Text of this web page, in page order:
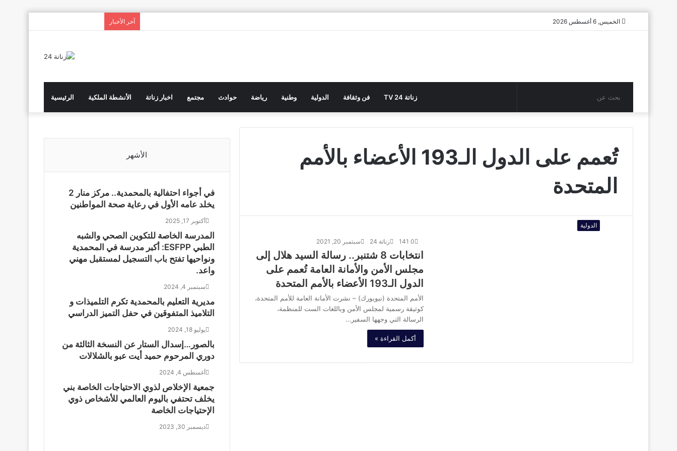
الخميس, 6 أغسطس 2026 آخر الأخبار
الرئيسية الأنشطة الملكية اخبار زناتة مجتمع حوادث رياضة وطنية الدولية فن وثقافة زناتة 24 TV بحث
عن
تُعمم على الدول الـ193 الأعضاء بالأمم
المتحدة
الدولية
زناتة 24 سبتمبر 20, 2021 0
انتخابات 8 شتنبر.. رسالة السيد هلال إلى
مجلس الأمن والأمانة العامة تُعمم على
الدول الـ193 الأعضاء بالأمم المتحدة
الأمم المتحدة (نيويورك) – نشرت الأمانة العامة للأمم المتحدة،
كوثيقة رسمية لمجلس الأمن وباللغات الست للمنظمة،
الرسالة التي وجهها السفير…
أكمل القراءة »
الأشهر
في أجواء احتفالية بالمحمدية.. مركز منار 2
يخلد عامه الأول في رعاية صحة المواطنين
أكتوبر 17, 2025
المدرسة الخاصة للتكوين الصحي والشبه
الطبي ESFPP: أكبر مدرسة في المحمدية
ونواحيها تفتح باب التسجيل لمستقبل مهني
واعد.
سبتمبر 4, 2024
مديرية التعليم بالمحمدية تكرم التلميذات و
التلاميذ المتفوقين في حفل التميز الدراسي
يوليو 18, 2024
بالصور…إسدال الستار عن النسخة الثالثة من
دوري المرحوم حميد أيت عبو بالشلالات
أغسطس 4, 2024
جمعية الإخلاص لذوي الاحتياجات الخاصة بني
يخلف تحتفي باليوم العالمي للأشخاص ذوي
الإحتياجات الخاصة
ديسمبر 30, 2023